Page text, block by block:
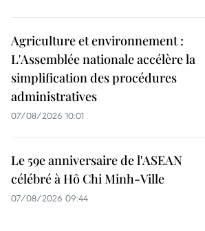
Agriculture et environnement :
L'Assemblée nationale accélère la
simplification des procédures
administratives
07/08/2026 10:01
Le 59e anniversaire de l'ASEAN
célébré à Hô Chi Minh-Ville
07/08/2026 09:44